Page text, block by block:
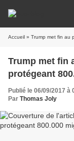
Accueil » Trump met fin au
Trump met fin
protégeant
Publié le 06/09/2017 à
Par Thomas Joly